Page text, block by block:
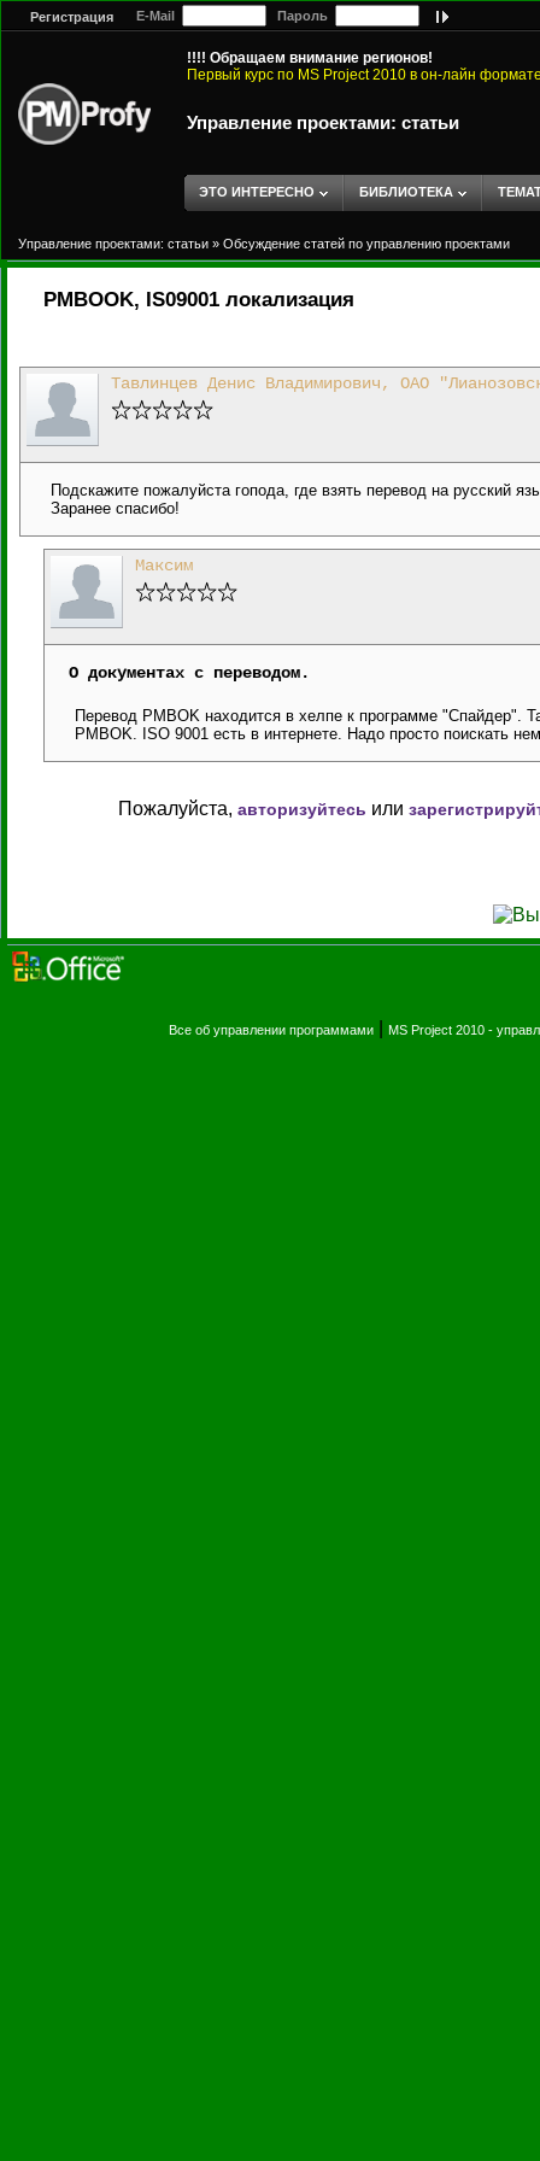
Регистрация E-Mail Пароль
!!!! Обращаем внимание регионов!
Первый курс по MS Project 2010 в он-лайн
Управление проектами: статьи
ЭТО ИНТЕРЕСНО БИБЛИОТЕКА
Управление проектами: статьи » Обсуждение статей по управлению проектами
PMBOOK, IS09001 локализация
Тавлинцев Денис Владимирович, ОАО
Подскажите пожалуйста гопода, где взять перевод на русский
Заранее спасибо!
Максим
О документах с переводом.
Перевод PMBOK находится в хелпе к программе "Спайдер".
PMBOK. ISO 9001 есть в интернете. Надо просто поискать
Пожалуйста, авторизуйтесь или
Все об управлении программами MS Project 2010 -